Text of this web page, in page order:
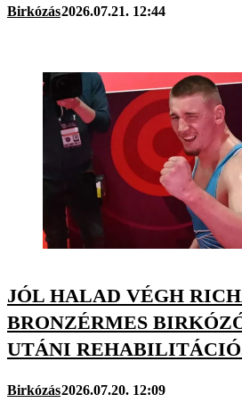
Birkózás2026.07.21. 12:44
JÓL HALAD VÉGH
BRONZÉRMES
UTÁNI
Birkózás2026.07.20. 12:09